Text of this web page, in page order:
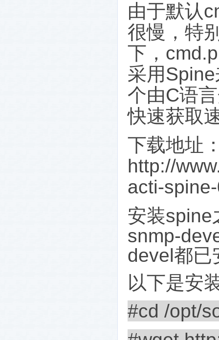
由于默认
很慢，特
下，
采用 Spine
个由C语
快速获取
下载地址
http://
acti-
安装spine
snmp-
devel都已
以下是安
#cd /opt/